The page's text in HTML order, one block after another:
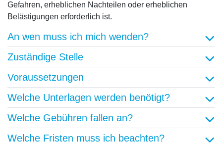
Gefahren, erheblichen Nachteilen oder erheblichen
Belästigungen erforderlich ist.
An wen muss ich mich wenden?
Zuständige Stelle
Voraussetzungen
Welche Unterlagen werden benötigt?
Welche Gebühren fallen an?
Welche Fristen muss ich beachten?